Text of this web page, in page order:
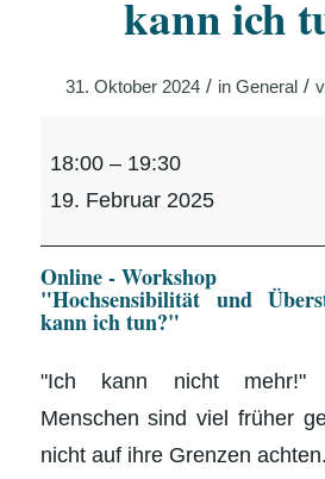
kann ich
31. Oktober 2024 / inGeneral /
Workshop
"Hochsensibilität
und
Überstimulation
was
kann
ich
18:00 – 19:30
19. Februar 2025
Online - Workshop
"Hochsensibilität und
kann ich tun?"
"Ich kann nicht mehr!"
Menschen sind viel früher
nicht auf ihre Grenzen achten.